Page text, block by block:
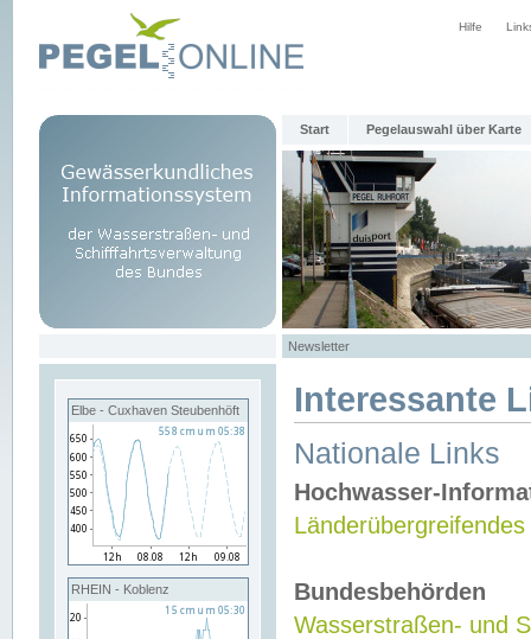
Hilfe
Start Pegelauswahl über Karte
Newsletter
Elbe - Cuxhaven Steubenhöft
RHEIN - Koblenz
Interessante
Nationale Links
Hochwasser-
Bundesbehörden
Wasserstraßen- und